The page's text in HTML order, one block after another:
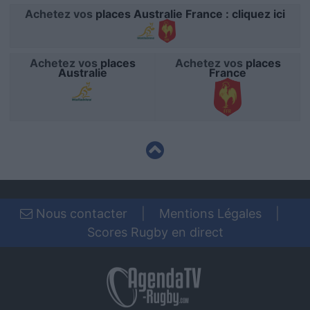
user protection.
Achetez vos places Australie France : cliquez ici
Achetez vos places
Australie
Achetez vos places
France
Nous contacter Mentions Légales
Scores Rugby en direct